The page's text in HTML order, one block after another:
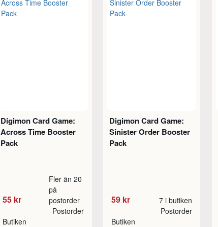
Digimon Card Game:
Across Time Booster
Pack
55 kr
Fler än 20
på
postorder
Butiken
Postorder
Digimon Card Game:
Sinister Order Booster
Pack
59 kr 7 i butiken
Butiken
Postorder